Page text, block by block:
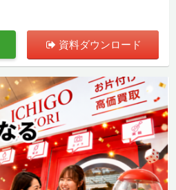
資料ダウンロード